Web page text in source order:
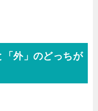
「外」のどっちが